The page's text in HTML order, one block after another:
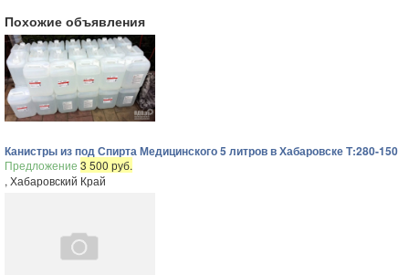
Похожие объявления
Канистры из под Спирта Медицинского 5 литров в Хабаровске Т:280-150
Предложение 3 500 руб.
, Хабаровский Край